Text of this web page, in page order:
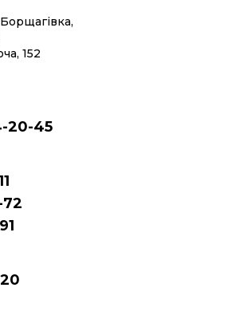
і доступною ціною.
— у перекладі з англійської
до автодеталей ці слова
Підробки виготовляються
імітують відомий бренд
вигляд деталі, її специфічні
схоже маркування.
на кузов — це не завжди
На законодавчому рівні так
деталі, ввезені в країну
імпортером. Вартість таких
в Києві, Україні не проблема.
жертвою шахраїв.
Пропозиції "деталі кузова
152
20-45